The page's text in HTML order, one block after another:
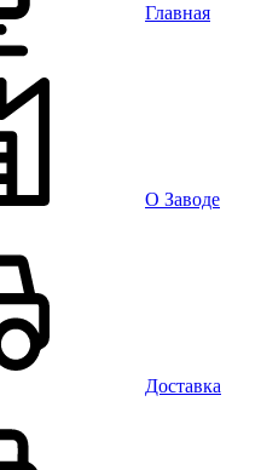
Главная
О Заводе
Доставка